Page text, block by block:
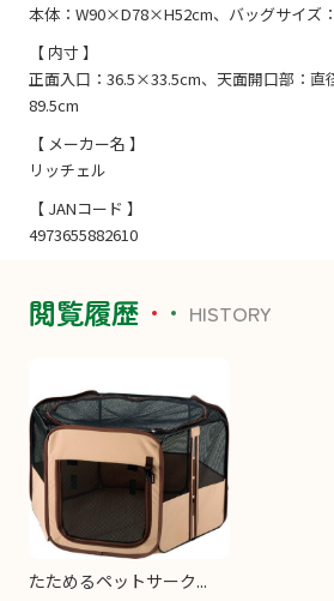
本体：W90×D78×H52cm、バッグサイズ
【 内寸 】
正面入口：36.5×33.5cm、天面開口部：直
89.5cm
【 メーカー名 】
リッチェル
【 JANコード 】
4973655882610
閲覧履歴 HISTORY
たためるペットサーク...